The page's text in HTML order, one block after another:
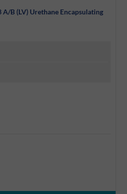
B (LV) Urethane Encapsulating